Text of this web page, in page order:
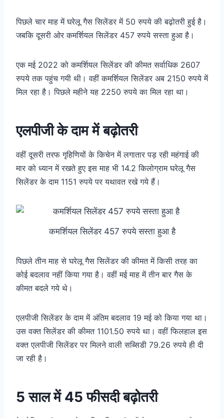
पिछले चार माह में घरेलू गैस सिलेंडर में 50 रुपये की बढ़ोतरी हुई है।
जबकि दूसरी ओर कमर्शियल सिलेंडर 457 रुपये सस्ता हुआ है।
एक मई 2022 को कमर्शियल सिलेंडर की कीमत सर्वाधिक 2607
रुपये तक पहुंच गयी थी। वहीं कमर्शियल सिलेंडर अब 2150 रुपये में
मिल रहा है। पिछले महीने यह 2250 रुपये का मिल रहा था।
एलपीजी के दाम में बढ़ोतरी
वहीं दूसरी तरफ गृहिणियों के किचेन में लगातार पड़ रही महंगाई की
मार को ध्यान में रखते हुए इस माह भी 14.2 किलोग्राम घरेलू गैस
सिलेंडर के दाम 1151 रुपये पर यथावत रखे गये हैं।
कमर्शियल सिलेंडर 457 रुपये सस्ता हुआ है
पिछले तीन माह से घरेलू गैस सिलेंडर की कीमत में किसी तरह का
कोई बदलाव नहीं किया गया है। वहीं मई माह में तीन बार गैस के
कीमत बदले गये थे।
एलपीजी सिलेंडर के दाम में अंतिम बदलाव 19 मई को किया गया था।
उस वक्त सिलेंडर की कीमत 1101.50 रुपये था। वहीं फिलहाल इस
वक्त एलपीजी सिलेंडर पर मिलने वाली सब्सिडी 79.26 रुपये ही दी
जा रही है।
5 साल में 45 फीसदी बढ़ोतरी